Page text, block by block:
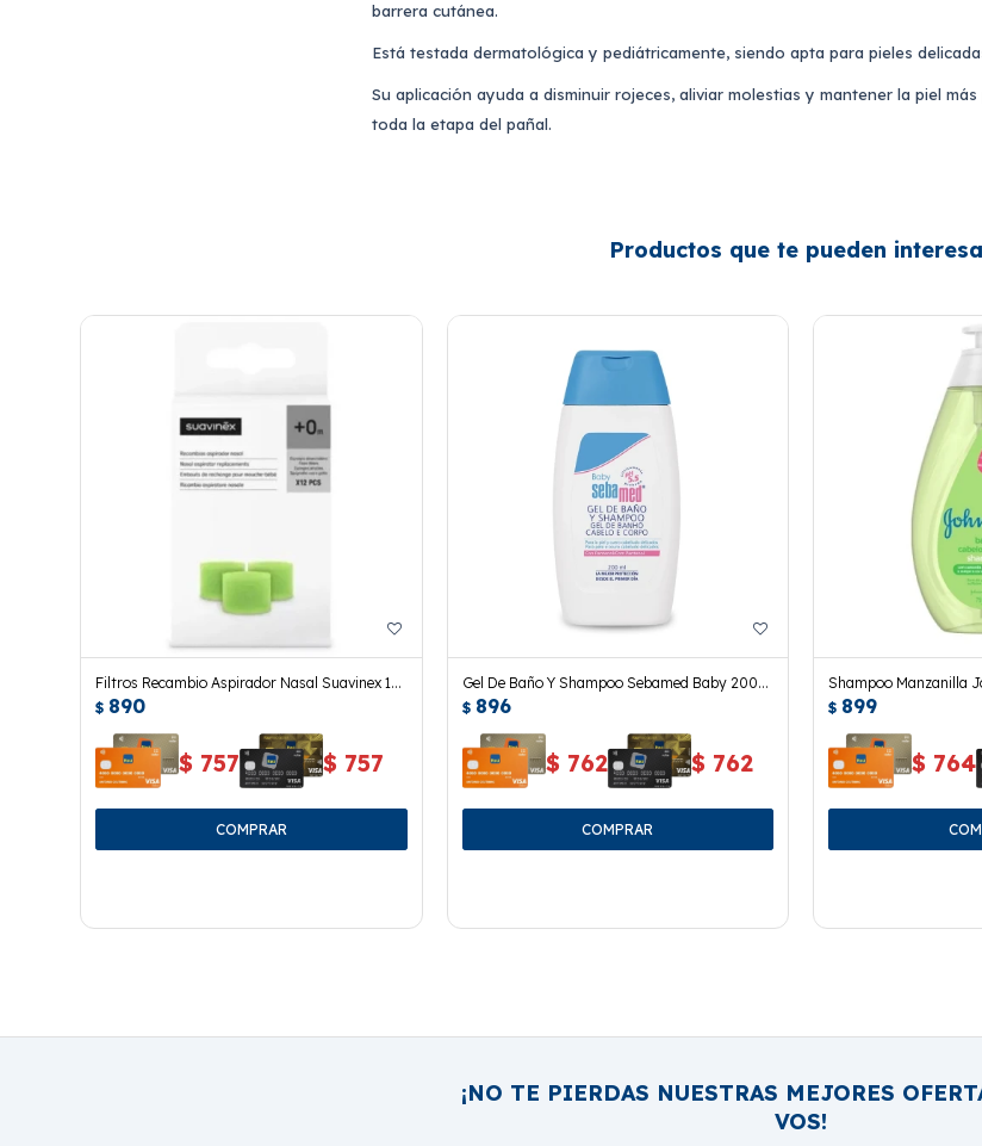
barrera cutánea.
Está testada dermatológica y pediátricamente, siendo apta para pieles
Su aplicación ayuda a disminuir rojeces, aliviar molestias y mantener la piel
toda la etapa del pañal.
Productos que te pueden
Filtros Recambio Aspirador Nasal Suavinex 12
Uds.
$ 890
$ 757 $ 757
Gel De Baño Y Shampoo Sebamed Baby 200
Ml.
$ 896
$ 762 $ 762
Shampoo Manzanilla
$ 899
$ 764
¡NO TE PIERDAS NUESTRAS MEJORES
VOS!